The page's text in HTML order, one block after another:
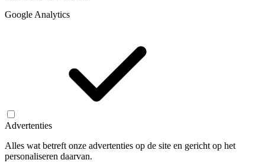
Google Analytics
Advertenties
Alles wat betreft onze advertenties op de site en gericht op het
personaliseren daarvan.